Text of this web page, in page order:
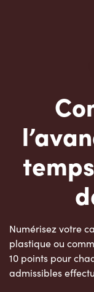
Numérisez votre
plastique ou
10 points pour
admissibles